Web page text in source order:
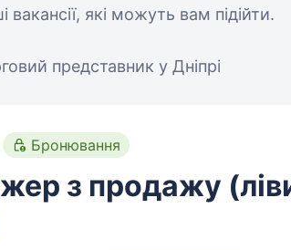
вакансії, які можуть вам підійти.
представник у Дніпрі
Бронювання
з продажу